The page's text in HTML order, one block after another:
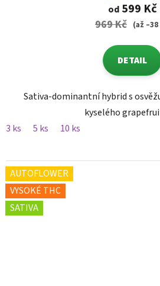
od599 Kč
969 Kč (až –38
DETAIL
Sativa-dominantní hybrid s
kyselého
3 ks
5 ks 10 ks
AUTOFLOWER
VYSOKÉ THC
SATIVA